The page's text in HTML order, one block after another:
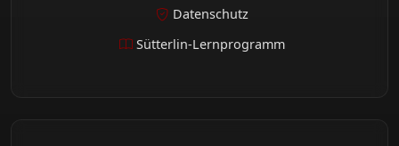
Datenschutz
Sütterlin-Lernprogramm